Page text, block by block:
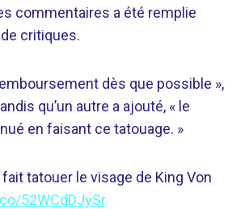
commentaires a été remplie
critiques.
dès que possible »,
qu’un autre a ajouté, « le
en faisant ce tatouage. »
fait tatouer le visage de King Von
52WCdDJySr